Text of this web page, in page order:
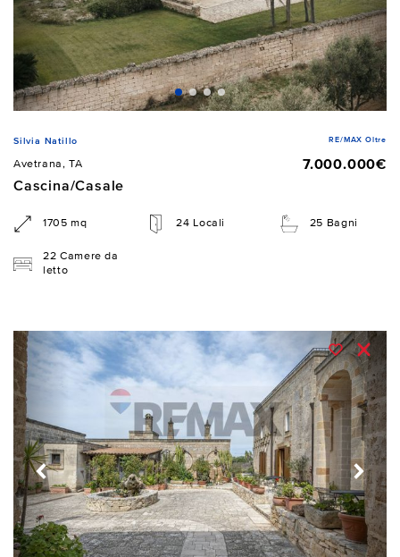
Silvia Natillo RE/MAX Oltre
Avetrana, TA
7.000.000€
Cascina/Casale
1705 mq 24 Locali 25 Bagni
22 Camere da
letto